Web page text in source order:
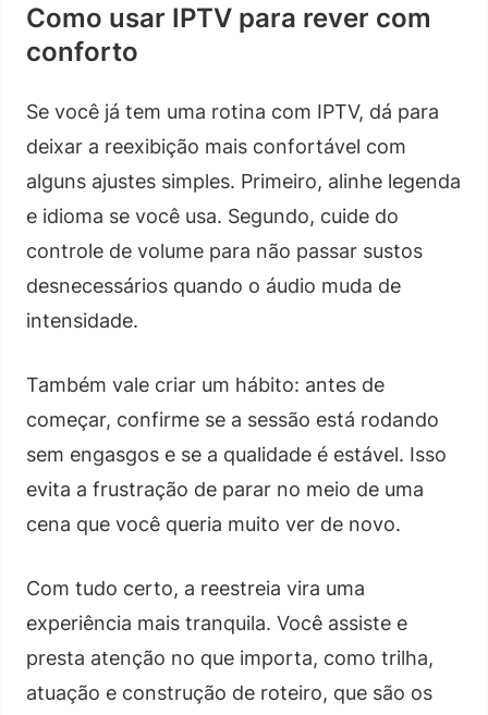
Como usar IPTV para rever com
conforto
Se você já tem uma rotina com IPTV, dá para
deixar a reexibição mais confortável com
alguns ajustes simples. Primeiro, alinhe legenda
e idioma se você usa. Segundo, cuide do
controle de volume para não passar sustos
desnecessários quando o áudio muda de
intensidade.
Também vale criar um hábito: antes de
começar, confirme se a sessão está rodando
sem engasgos e se a qualidade é estável. Isso
evita a frustração de parar no meio de uma
cena que você queria muito ver de novo.
Com tudo certo, a reestreia vira uma
experiência mais tranquila. Você assiste e
presta atenção no que importa, como trilha,
atuação e construção de roteiro, que são os